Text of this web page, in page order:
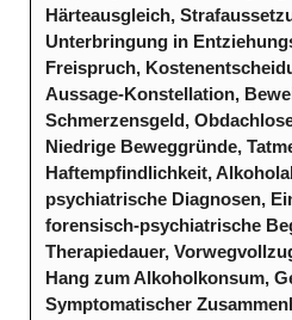
Härteausgleich,
Unterbringung in
Freispruch,
Aussage-Konstellation,
Schmerzensgeld,
Niedrige Beweggründe,
Haftempfindlichkeit,
psychiatrische Diagnosen,
forensisch-psychiatrische
Therapiedauer,
Hang zum Alkoholkonsum,
Symptomatischer